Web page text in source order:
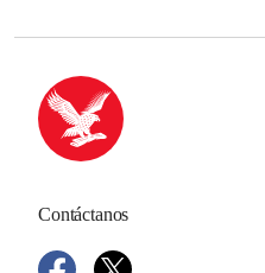
Contáctanos